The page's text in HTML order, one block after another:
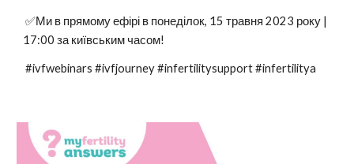
✅Ми в прямому ефірі в понеділок, 15 травня 2023 року |
17:00 за київським часом!
#ivfwebinars #ivfjourney #infertilitysupport #infertilitya